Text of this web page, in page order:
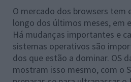
O mercado dos browsers tem
longo dos últimos meses, em
Há mudanças importantes e
sistemas operativos são
dos que estão a dominar. OS
mostram isso mesmo, com o